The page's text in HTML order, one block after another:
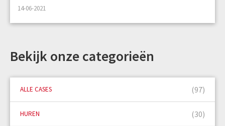
14-06-2021
Bekijk onze categorieën
ALLE CASES (97)
HUREN (30)